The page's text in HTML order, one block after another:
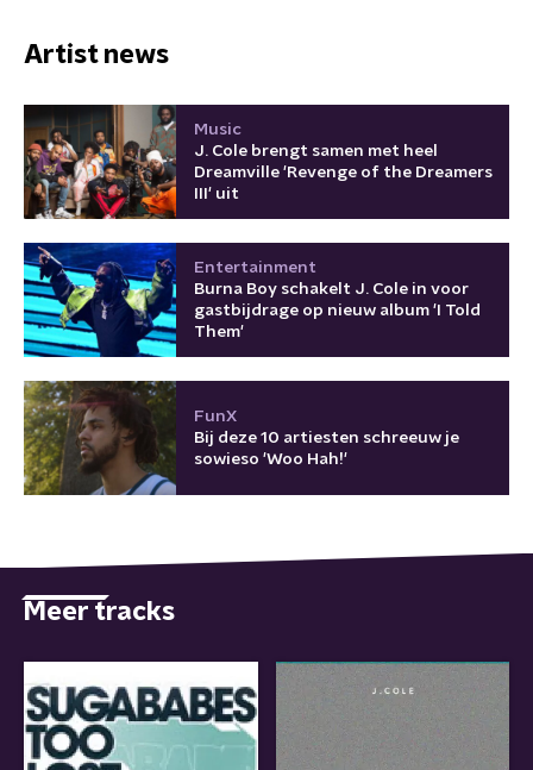
Artist news
Music
J. Cole brengt samen met heel
Dreamville 'Revenge of the Dreamers
III' uit
Entertainment
Burna Boy schakelt J. Cole in voor
gastbijdrage op nieuw album 'I Told
Them'
FunX
Bij deze 10 artiesten schreeuw je
sowieso 'Woo Hah!'
Meer tracks